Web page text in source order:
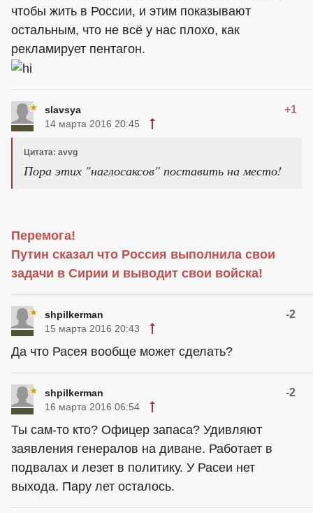
чтобы жить в России, и этим показывают
остальным, что не всё у нас плохо, как
рекламирует пентагон.
slavsya +1
14 марта 2016 20:45
Цитата: avvg
Пора этих "наглосаксов" поставить на место!
Перемога!
Путин сказал что Россия выполнила свои
задачи в Сирии и выводит свои войска!
shpilkerman -2
15 марта 2016 20:43
Да что Расея вообще может сделать?
shpilkerman -2
16 марта 2016 06:54
Ты сам-то кто? Офицер запаса? Удивляют
заявления генералов на диване. Работает в
подвалах и лезет в политику. У Расеи нет
выхода. Пару лет осталось.